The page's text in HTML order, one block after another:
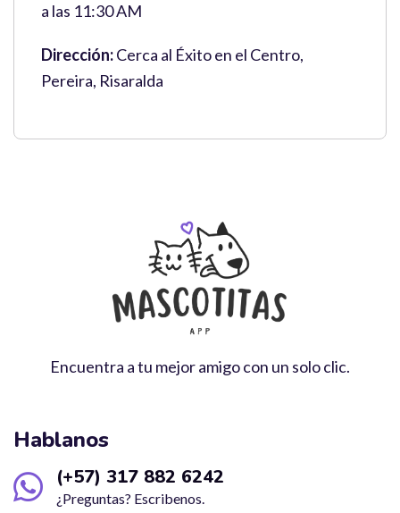
a las 11:30 AM
Dirección:Cerca al Éxito en el Centro,
Pereira, Risaralda
Encuentra a tu mejor amigo con un solo clic.
Hablanos
(+57) 317 882 6242
¿Preguntas? Escribenos.